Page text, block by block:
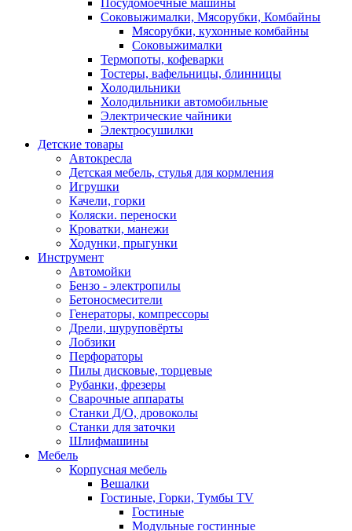
Посудомоечные машины
Соковыжималки, Мясорубки, Комбайны
Мясорубки, кухонные комбайны
Соковыжималки
Термопоты, кофеварки
Тостеры, вафельницы, блинницы
Холодильники
Холодильники автомобильные
Электрические чайники
Электросушилки
Детские товары
Автокресла
Детская мебель, стулья для кормления
Игрушки
Качели, горки
Коляски. переноски
Кроватки, манежи
Ходунки, прыгунки
Инструмент
Автомойки
Бензо - электропилы
Бетоносмесители
Генераторы, компрессоры
Дрели, шуруповёрты
Лобзики
Перфораторы
Пилы дисковые, торцевые
Рубанки, фрезеры
Сварочные аппараты
Станки Д/О, дровоколы
Станки для заточки
Шлифмашины
Мебель
Корпусная мебель
Вешалки
Гостиные, Горки, Тумбы TV
Гостиные
Модульные гостинные